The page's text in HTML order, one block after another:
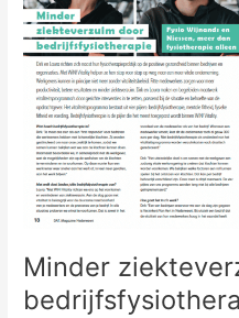
Minder
bedrijfsfysiotherapie